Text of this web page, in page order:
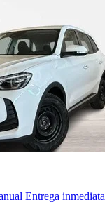
Entrega inmediata